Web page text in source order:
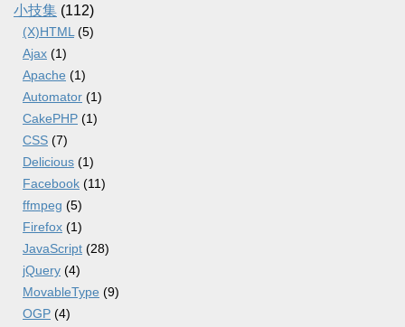
小技集 (112)
(X)HTML (5)
Ajax (1)
Apache (1)
Automator (1)
CakePHP (1)
CSS (7)
Delicious (1)
Facebook (11)
ffmpeg (5)
Firefox (1)
JavaScript (28)
jQuery (4)
MovableType (9)
OGP (4)